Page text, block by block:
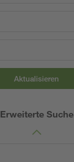
Aktualisieren
Erweiterte Suche